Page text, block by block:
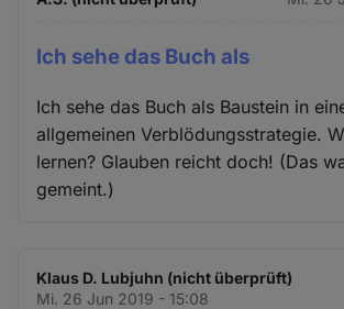
Ich sehe das Buch als
Ich sehe das Buch als Baustein in
allgemeinen Verblödungsstrategie.
lernen? Glauben reicht doch! (Das
gemeint.)
Klaus D. Lubjuhn (nicht überprüft)
Mi. 26 Jun 2019 - 15:08